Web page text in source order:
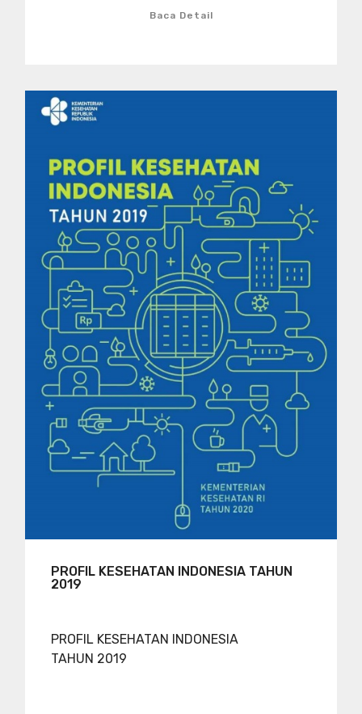
Baca Detail
PROFIL KESEHATAN INDONESIA TAHUN
2019
PROFIL KESEHATAN INDONESIA
TAHUN 2019